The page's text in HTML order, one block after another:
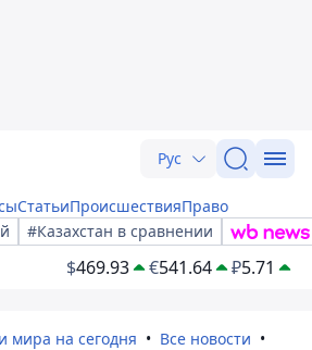
Рус
СтатьиПроисшествияПраво
#Казахстан в сравнении
$469.93 €541.64 ₽5.71
мира на сегодня
Все новости